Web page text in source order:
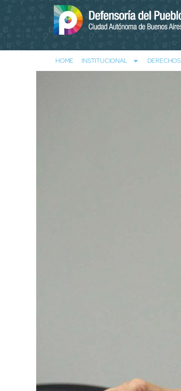
HOME INSTITUCIONAL DERECHOS